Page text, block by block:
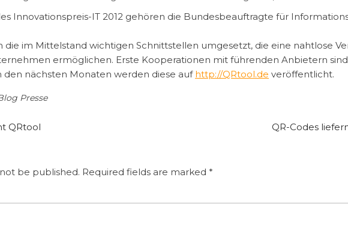
Innovationspreis-IT 2012 gehören die Bundesbeauftragte für
die im Mittelstand wichtigen Schnittstellen umgesetzt, die eine nahtlose
ermöglichen. Erste Kooperationen mit führenden Anbietern
den nächsten Monaten werden diese auf http://QRtool.de veröffentlicht.
Presse
QRtool QR-Codes
be published. Required fields are marked *